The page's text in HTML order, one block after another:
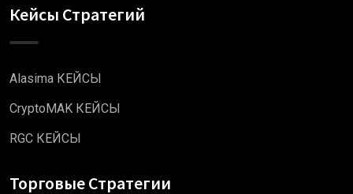
Кейсы Стратегий
Alasima КЕЙСЫ
CryptoMAK КЕЙСЫ
RGC КЕЙСЫ
Торговые Стратегии